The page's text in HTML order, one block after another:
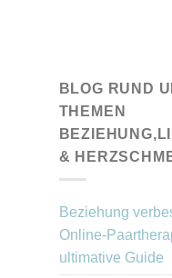
BLOG RUND
THEMEN
&
Beziehung
Online-
ultimative Guide